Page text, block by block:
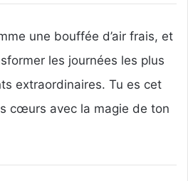
une bouffée d’air frais, et
les journées les plus
extraordinaires. Tu es cet
cœurs avec la magie de ton